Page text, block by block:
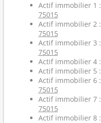
Actif immobilier 1 :
75015
Actif immobilier 2 :
75015
Actif immobilier 3 :
75015
Actif immobilier 4 :
Actif immobilier 5 :
Actif immobilier 6 :
75015
Actif immobilier 7 :
75015
Actif immobilier 8 :